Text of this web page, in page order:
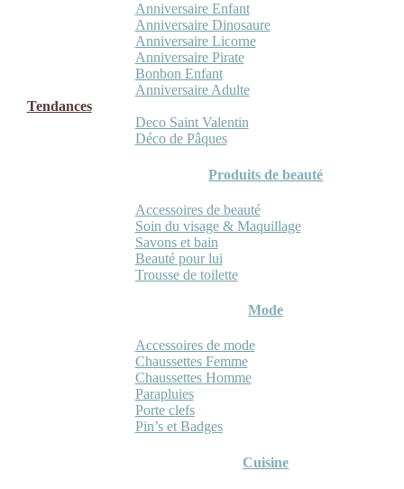
Anniversaire Enfant
Anniversaire Dinosaure
Anniversaire Licorne
Anniversaire Pirate
Bonbon Enfant
Anniversaire Adulte
Tendances
Deco Saint Valentin
Déco de Pâques
Produits de beauté
Accessoires de beauté
Soin du visage & Maquillage
Savons et bain
Beauté pour lui
Trousse de toilette
Mode
Accessoires de mode
Chaussettes Femme
Chaussettes Homme
Parapluies
Porte clefs
Pin’s et Badges
Cuisine